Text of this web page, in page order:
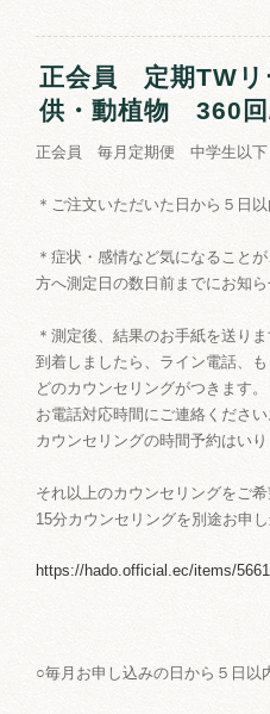
正会員 定期TW
供・動植物 360
正会員 毎月定期便 中学生以下
＊ご注文いただいた日から５日
＊症状・感情など気になること
方へ測定日の数日前までにお知ら
＊測定後、結果のお手紙を送りま
到着しましたら、ライン電話、
どのカウンセリングがつきます。
お電話対応時間にご連絡ください
カウンセリングの時間予約はいり
それ以上のカウンセリングをご
15分カウンセリングを別途お申し
https://hado.official.ec/items/
○毎月お申し込みの日から５日以